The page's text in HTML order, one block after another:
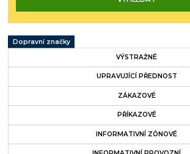
Dopravní značky
VÝSTRAŽNÉ
UPRAVUJÍCÍ PŘEDNOST
ZÁKAZOVÉ
PŘÍKAZOVÉ
INFORMATIVNÍ ZÓNOVÉ